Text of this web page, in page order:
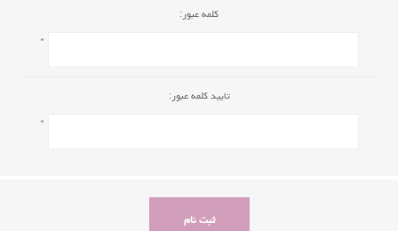
کلمه عبور:
*
تایید کلمه عبور:
*